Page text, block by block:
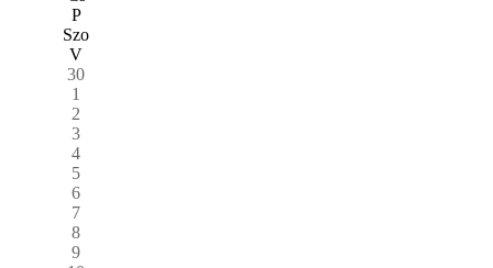
P
Szo
V
30
1
2
3
4
5
6
7
8
9